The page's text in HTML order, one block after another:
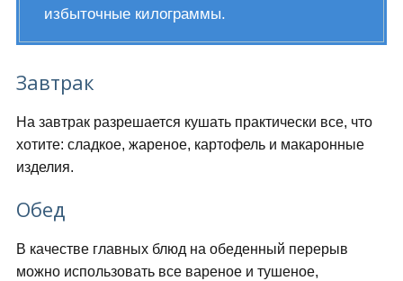
избыточные килограммы.
Завтрак
На завтрак разрешается кушать практически все, что
хотите: сладкое, жареное, картофель и макаронные
изделия.
Обед
В качестве главных блюд на обеденный перерыв
можно использовать все вареное и тушеное,